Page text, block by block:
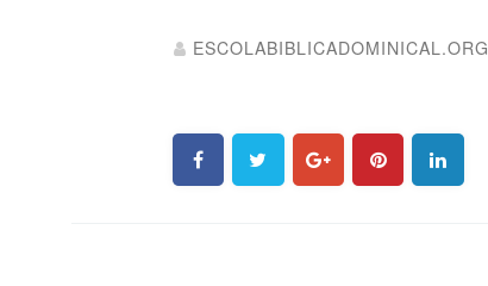
ESCOLABIBLICADOMINICAL.ORG